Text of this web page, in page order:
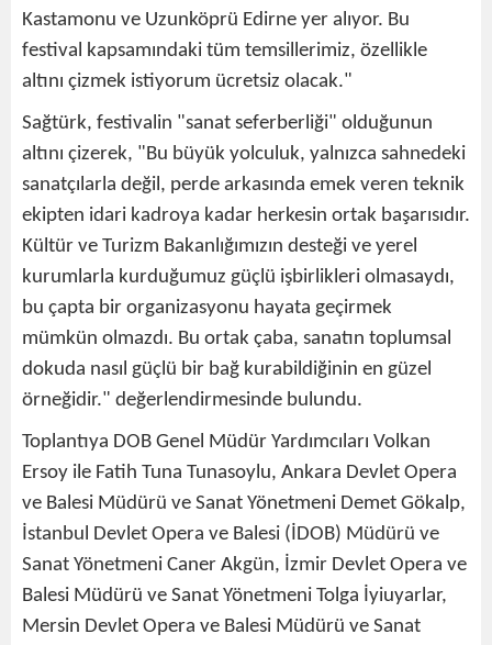
Kastamonu ve Uzunköprü Edirne yer alıyor. Bu
festival kapsamındaki tüm temsillerimiz, özellikle
altını çizmek istiyorum ücretsiz olacak."
Sağtürk, festivalin "sanat seferberliği" olduğunun
altını çizerek, "Bu büyük yolculuk, yalnızca sahnedeki
sanatçılarla değil, perde arkasında emek veren teknik
ekipten idari kadroya kadar herkesin ortak başarısıdır.
Kültür ve Turizm Bakanlığımızın desteği ve yerel
kurumlarla kurduğumuz güçlü işbirlikleri olmasaydı,
bu çapta bir organizasyonu hayata geçirmek
mümkün olmazdı. Bu ortak çaba, sanatın toplumsal
dokuda nasıl güçlü bir bağ kurabildiğinin en güzel
örneğidir." değerlendirmesinde bulundu.
Toplantıya DOB Genel Müdür Yardımcıları Volkan
Ersoy ile Fatih Tuna Tunasoylu, Ankara Devlet Opera
ve Balesi Müdürü ve Sanat Yönetmeni Demet Gökalp,
İstanbul Devlet Opera ve Balesi (İDOB) Müdürü ve
Sanat Yönetmeni Caner Akgün, İzmir Devlet Opera ve
Balesi Müdürü ve Sanat Yönetmeni Tolga İyiuyarlar,
Mersin Devlet Opera ve Balesi Müdürü ve Sanat